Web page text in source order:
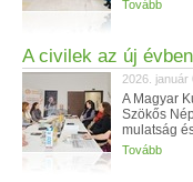
Tovább
A civilek az új
2026. január
A Magyar
Szökős
mulatság
Tovább